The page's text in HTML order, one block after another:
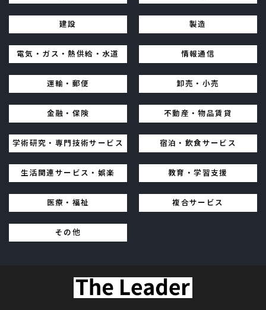
建設 製造
電気・ガス・熱供給・水道 情報通信
運輸・郵便 卸売・小売
金融・保険 不動産・物品賃貸
学術研究・専門技術サービス 宿泊・飲食サービス
生活関連サービス・娯楽 教育・学習支援
医療・福祉 複合サービス
その他